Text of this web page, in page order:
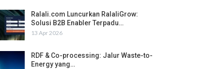
Ralali.com Luncurkan RalaliGrow:
Solusi B2B Enabler Terpadu…
13 Apr 2026
RDF & Co-processing: Jalur Waste-to-
Energy yang…